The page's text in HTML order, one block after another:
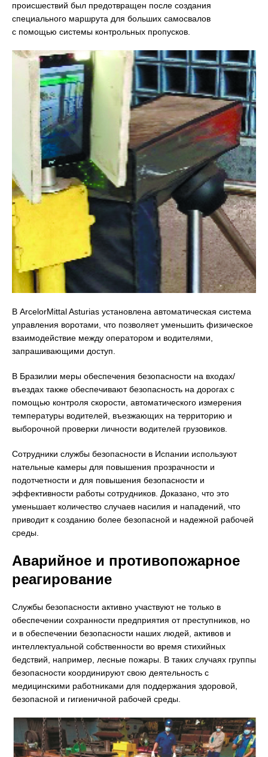
происшествий был предотвращен после создания
специального маршрута для больших самосвалов
с помощью системы контрольных пропусков.
В ArcelorMittal Asturias установлена автоматическая система
управления воротами, что позволяет уменьшить физическое
взаимодействие между оператором и водителями,
запрашивающими доступ.
В Бразилии меры обеспечения безопасности на входах/
въездах также обеспечивают безопасность на дорогах с
помощью контроля скорости, автоматического измерения
температуры водителей, въезжающих на территорию и
выборочной проверки личности водителей грузовиков.
Сотрудники службы безопасности в Испании используют
нательные камеры для повышения прозрачности и
подотчетности и для повышения безопасности и
эффективности работы сотрудников. Доказано, что это
уменьшает количество случаев насилия и нападений, что
приводит к созданию более безопасной и надежной рабочей
среды.
Аварийное и противопожарное
реагирование
Службы безопасности активно участвуют не только в
обеспечении сохранности предприятия от преступников, но
и в обеспечении безопасности наших людей, активов и
интеллектуальной собственности во время стихийных
бедствий, например, лесные пожары. В таких случаях группы
безопасности координируют свою деятельность с
медицинскими работниками для поддержания здоровой,
безопасной и гигиеничной рабочей среды.